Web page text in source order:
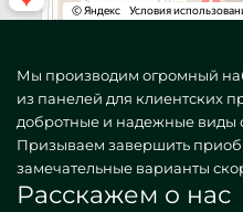
Мы производим огромный
из панелей для клиентских
добротные и надежные виды
Призываем завершить
замечательные варианты
Расскажем о нас